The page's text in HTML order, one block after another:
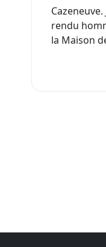
rendu
la Maison